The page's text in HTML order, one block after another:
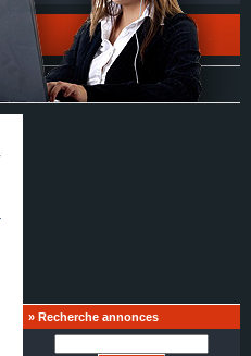
» Recherche annonces